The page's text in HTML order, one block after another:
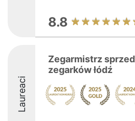
8.8
Laureaci
Zegarmistrz
zegarków łódź